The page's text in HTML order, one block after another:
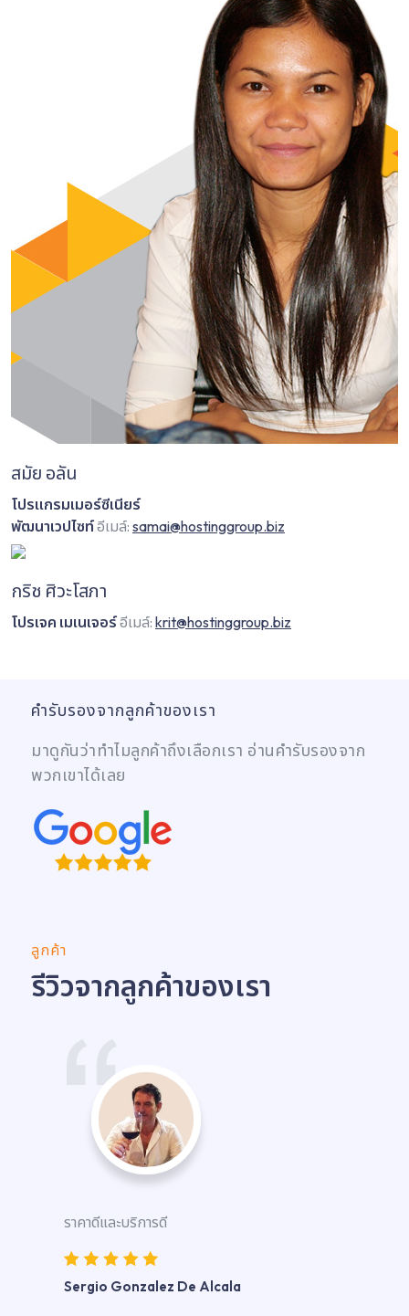
สมัย อลัน
โปรแกรมเมอร์ซีเนียร์
พัฒนาเวปไซท์อีเมล์: samai@hostinggroup.biz
กริช ศิวะโสภา
โปรเจค เมเนเจอร์อีเมล์: krit@hostinggroup.biz
คำรับรองจากลูกค้าของเรา
มาดูกันว่าทำไมลูกค้าถึงเลือกเรา อ่านคำรับรองจาก
พวกเขาได้เลย
ลูกค้า
รีวิวจากลูกค้าของเรา
ราคาดีและบริการดี
Sergio Gonzalez De Alcala